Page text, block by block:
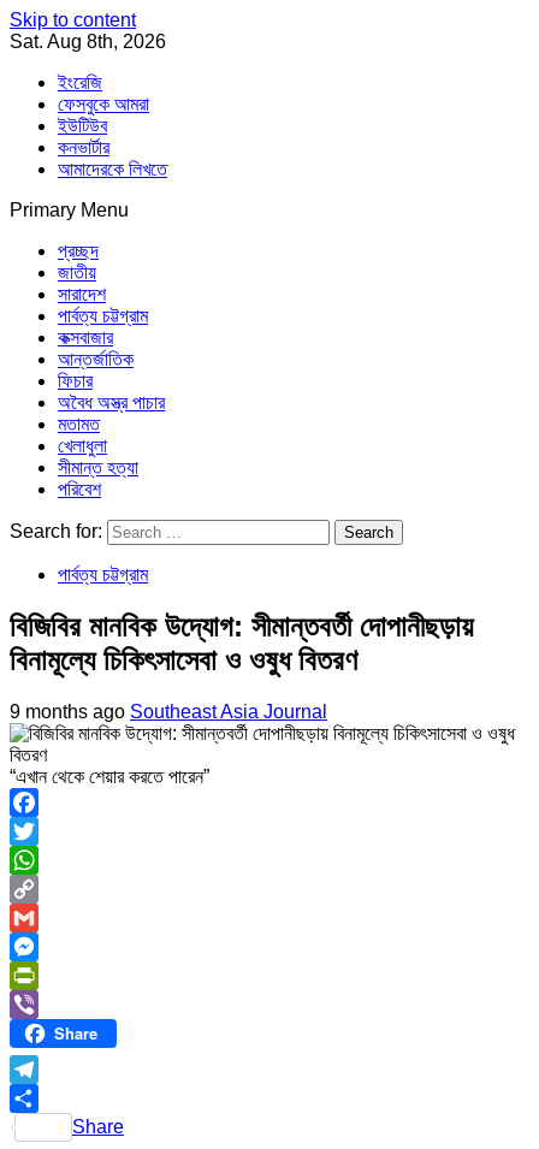
Skip to content
Sat. Aug 8th, 2026
ইংরেজি
ফেসবুকে আমরা
ইউটিউব
কনভার্টার
আমাদেরকে লিখতে
Primary Menu
Southeast Asia Journal
প্রচ্ছদ
জাতীয়
সারাদেশ
পার্বত্য চট্টগ্রাম
কক্সবাজার
আন্তর্জাতিক
ফিচার
অবৈধ অস্ত্র পাচার
মতামত
খেলাধুলা
সীমান্ত হত্যা
পরিবেশ
Search for:
পার্বত্য চট্টগ্রাম
বিজিবির মানবিক উদ্যোগ: সীমান্তবর্তী দোপানীছড়ায়
বিনামূল্যে চিকিৎসাসেবা ও ওষুধ বিতরণ
9 months ago Southeast Asia Journal
“এখান থেকে শেয়ার করতে পারেন”
Facebook
Twitter
WhatsApp
Copy
Link
Gmail
Messenger
PrintFriendly
ViberShare
Telegram
Share